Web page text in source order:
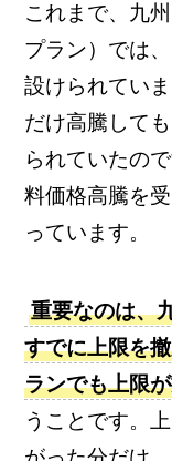
これまで、九
プラン）では
設けられてい
だけ高騰して
られていたの
料価格高騰を
っています。
重要なのは、
すでに上限を
ランでも上限
うことです。